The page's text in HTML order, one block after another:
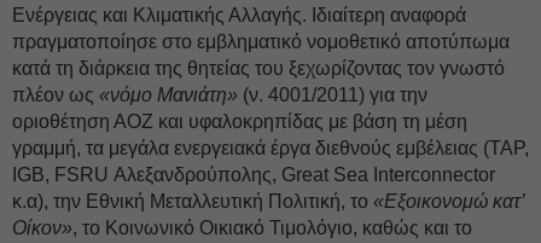
Ενέργειας και Κλιματικής Αλλαγής. Ιδιαίτερη αναφορά
πραγματοποίησε στο εμβληματικό νομοθετικό αποτύπωμα
κατά τη διάρκεια της θητείας του ξεχωρίζοντας τον γνωστό
πλέον ως «νόμο Μανιάτη» (ν. 4001/2011) για την
οριοθέτηση ΑΟΖ και υφαλοκρηπίδας με βάση τη μέση
γραμμή, τα μεγάλα ενεργειακά έργα διεθνούς εμβέλειας (TAP,
IGB, FSRU Αλεξανδρούπολης, Great Sea Interconnector
κ.α), την Εθνική Μεταλλευτική Πολιτική, το «Εξοικονομώ κατ’
Οίκον», το Κοινωνικό Οικιακό Τιμολόγιο, καθώς και το